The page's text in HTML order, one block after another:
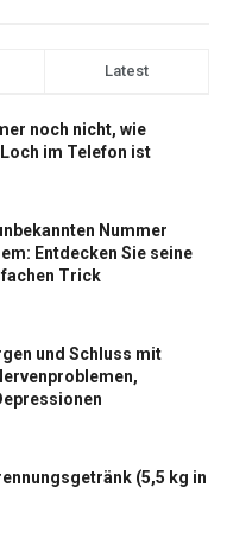
Latest
noch nicht, wie
im Telefon ist
Nummer
Entdecken Sie seine
Trick
und Schluss mit
(5,5 kg in